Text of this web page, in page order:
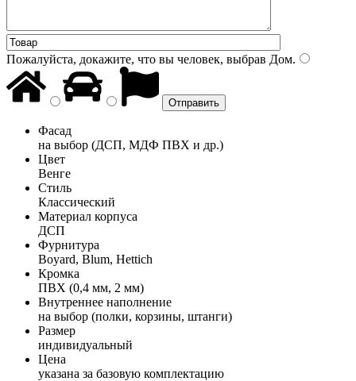
Пожалуйста, докажите, что вы человек, выбрав Дом.
Фасад
на выбор (ДСП, МДФ ПВХ и др.)
Цвет
Венге
Стиль
Классический
Материал корпуса
ДСП
Фурнитура
Boyard, Blum, Hettich
Кромка
ПВХ (0,4 мм, 2 мм)
Внутреннее наполнение
на выбор (полки, корзины, штанги)
Размер
индивидуальный
Цена
указана за базовую комплектацию